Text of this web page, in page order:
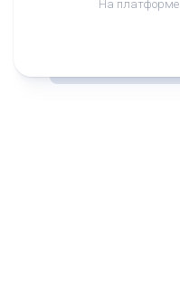
На платформе